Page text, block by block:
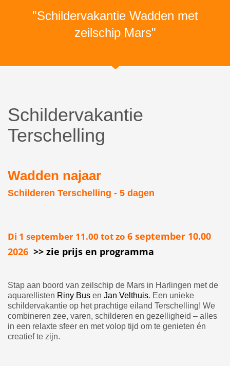
"Schildervakantie Wadden met
zeilschip Mars"
Schildervakantie
Terschelling
Wadden najaar
Schilderen Terschelling - 5 dagen
Di 1 september 11.00 tot zo 6 september 10.00
2026 >> zie prijs en programma
Stap aan boord van zeilschip de Mars in Harlingen met de
aquarellisten Riny Bus en Jan Velthuis. Een unieke
schildervakantie op het prachtige eiland Terschelling! We
combineren zee, varen, schilderen en gezelligheid – alles
in een relaxte sfeer en met volop tijd om te genieten én
creatief te zijn.